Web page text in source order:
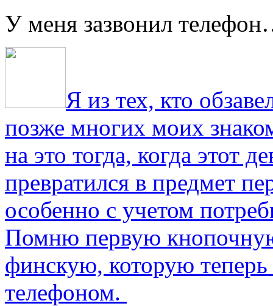
У меня зазвонил
Я из тех, кто
позже многих моих
на это тогда, когда этот
превратился в предмет
особенно с учетом
Помню первую
финскую, которую
телефоном.